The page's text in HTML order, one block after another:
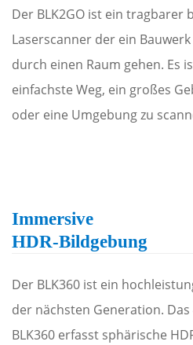
Der BLK2GO ist ein tragbarer
Laserscanner der ein
durch einen Raum gehen. Es
einfachste Weg, ein großes
oder eine Umgebung zu
Immersive
HDR-Bildgebung
Der BLK360 ist ein
der nächsten Generation.
BLK360 erfasst sphärische